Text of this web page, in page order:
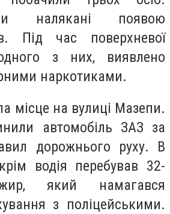
налякані появою
Під час поверхневої
з них, виявлено
наркотиками.
місце на вулиці Мазепи.
автомобіль ЗАЗ за
дорожнього руху. В
водія перебував 32-
який намагався
з поліцейськими.